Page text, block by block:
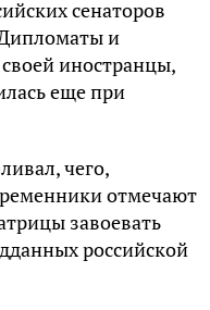
сенаторов
и
иностранцы,
еще при
чего,
отмечают
завоевать
российской